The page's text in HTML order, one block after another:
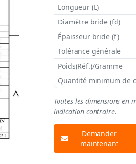
Longueur (L)
Diamètre bride (fd)
Épaisseur bride (fl)
Tolérance générale
Poids(Réf.)/Gramme
Quantité minimum de
Toutes les dimensions en
indication contraire.
Demander
maintenant